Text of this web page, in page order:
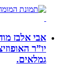
אבי אלבז מודיעין
יו”ר
גמלאים.